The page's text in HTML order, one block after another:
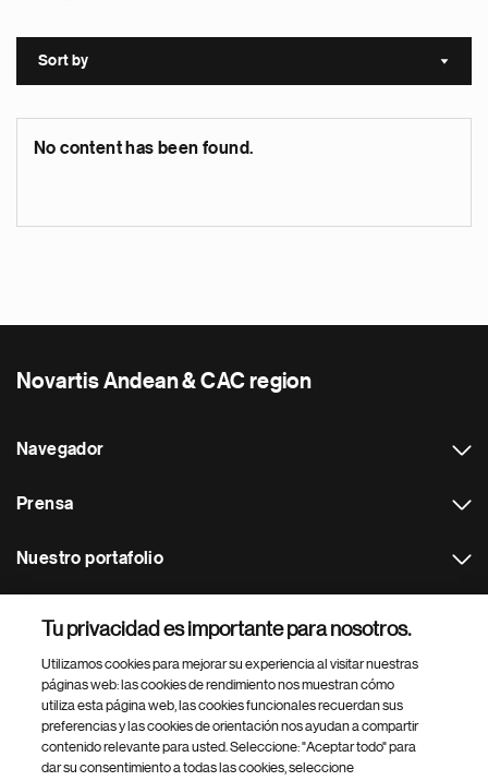
Sort by Sort
No content has been found.
Novartis Andean & CAC region
Navegador
Prensa
Nuestro portafolio
Footer Site Search
Tu privacidad es importante para nosotros.
Utilizamos cookies para mejorar su experiencia al visitar nuestras
páginas web: las cookies de rendimiento nos muestran cómo
utiliza esta página web, las cookies funcionales recuerdan sus
preferencias y las cookies de orientación nos ayudan a compartir
contenido relevante para usted. Seleccione: "Aceptar todo" para
dar su consentimiento a todas las cookies, seleccione